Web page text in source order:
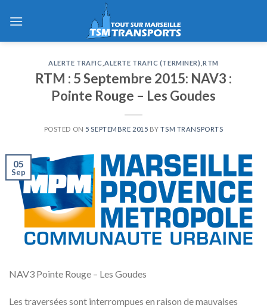
ALERTE TRAFIC ,ALERTE TRAFIC (TERMINER) ,RTM
RTM : 5 Septembre 2015: NAV3 :
Pointe Rouge – Les Goudes
POSTED ON 5 SEPTEMBRE 2015 BYTSM TRANSPORTS
05
Sep
NAV3 Pointe Rouge – Les Goudes
Les traversées sont interrompues en raison de mauvaises